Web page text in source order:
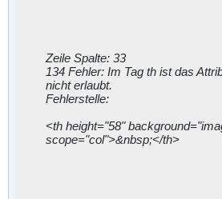
Zeile Spalte: 33
134 Fehler: Im Tag th ist das
nicht erlaubt.
Fehlerstelle:
<th height="58"
scope="col">&nbsp;</th>